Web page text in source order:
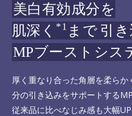
美白有効成分を
肌深く *1 まで 引
MPブーストシス
厚く重なり合った角層を柔ら
分の引き込みをサポートする
従来品に比べなじみ感も大幅UP